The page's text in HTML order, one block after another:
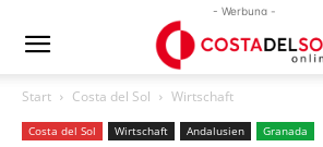
- Werbung -
Start Costa del Sol Wirtschaft
Costa del Sol Wirtschaft Andalusien Granada